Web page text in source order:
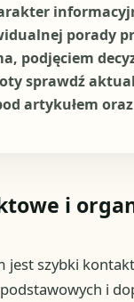
porady
podjęciem
sprawdź
artykułem
i
jest szybki
i